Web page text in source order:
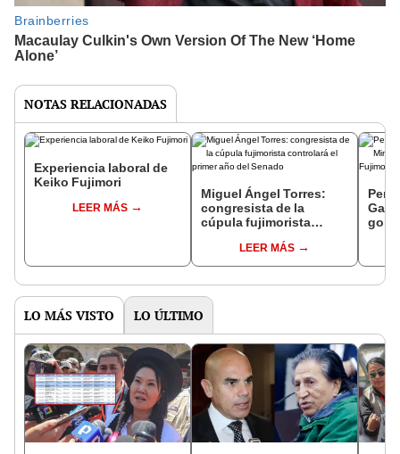
NOTAS RELACIONADAS
Experiencia laboral de
Keiko Fujimori
LEER MÁS
Miguel Ángel Torres:
congresista de la
cúpula fujimorista
del SenadoLEER MÁS
LO MÁS VISTO LO ÚLTIMO